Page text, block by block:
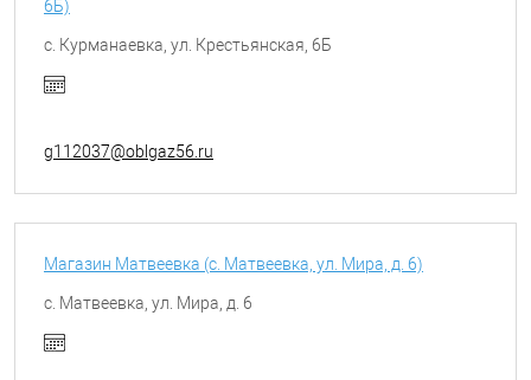
6Б)
с. Курманаевка, ул. Крестьянская, 6Б
g112037@oblgaz56.ru
Магазин Матвеевка (с. Матвеевка, ул. Мира, д. 6)
с. Матвеевка, ул. Мира, д. 6